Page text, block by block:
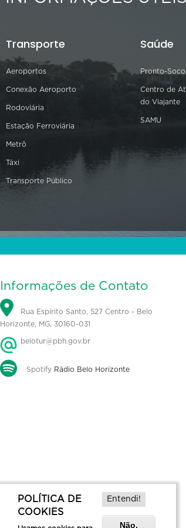
Transporte
Aeroportos
Conexão Aeroporto
Rodoviária
Estação Ferroviária
Metrô
Táxi
Transporte Público
Saúde
Pronto-
Centro de
do Viajante
SAMU
Informações de Contato
Rua Espírito Santo, 527 Centro - Belo
Horizonte, MG, 30160-031
belotur@pbh.gov.br
Spotify Rádio Belo Horizonte
POLÍTICA DE
COOKIES
Entendi!
Não,